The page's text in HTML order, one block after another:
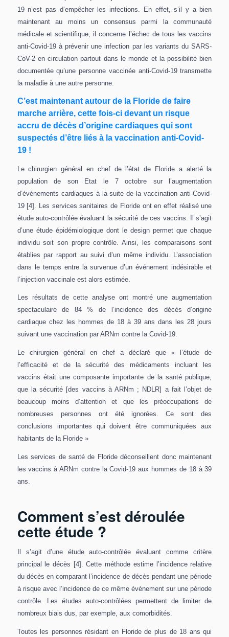
19 n’est pas d’empêcher les infections. En effet, s’il y a bien
maintenant au moins un consensus parmi la communauté
médicale et scientifique, il concerne l’échec de tous les vaccins
anti-Covid-19 à prévenir une infection par les variants du SARS-
CoV-2 en circulation partout dans le monde et la possibilité bien
documentée qu’une personne vaccinée anti-Covid-19 transmette
la maladie à une autre personne.
C’est maintenant autour de la Floride de faire
marche arrière, cette fois-ci devant un risque
accru de décès d’origine cardiaques qui sont
suspectés d’être liés à la vaccination anti-Covid-
19 !
Le chirurgien général en chef de l’état de Floride a alerté la
population de son Etat le 7 octobre sur l’augmentation
d’évènements cardiaques à la suite de la vaccination anti-Covid-
19 [4]. Les services sanitaires de Floride ont en effet réalisé une
étude auto-contrôlée évaluant la sécurité de ces vaccins. Il s’agit
d’une étude épidémiologique dont le design permet que chaque
individu soit son propre contrôle. Ainsi, les comparaisons sont
établies par rapport au suivi d’un même individu. L’association
dans le temps entre la survenue d’un événement indésirable et
l‘injection vaccinale est alors estimée.
Les résultats de cette analyse ont montré une augmentation
spectaculaire de 84 % de l’incidence des décès d’origine
cardiaque chez les hommes de 18 à 39 ans dans les 28 jours
suivant une vaccination par ARNm contre la Covid-19.
Le chirurgien général en chef a déclaré que « l’étude de
l’efficacité et de la sécurité des médicaments incluant les
vaccins était une composante importante de la santé publique,
que la sécurité [des vaccins à ARNm ; NDLR] a fait l’objet de
beaucoup moins d’attention et que les préoccupations de
nombreuses personnes ont été ignorées. Ce sont des
conclusions importantes qui doivent être communiquées aux
habitants de la Floride »
Les services de santé de Floride déconseillent donc maintenant
les vaccins à ARNm contre la Covid-19 aux hommes de 18 à 39
ans.
Comment s’est déroulée
cette étude ?
Il s’agit d’une étude auto-contrôlée évaluant comme critère
principal le décès [4]. Cette méthode estime l’incidence relative
du décès en comparant l’incidence de décès pendant une période
à risque avec l’incidence de ce même évènement sur une période
contrôle. Les études auto-contrôlées permettent de limiter de
nombreux biais dus, par exemple, aux comorbidités.
Toutes les personnes résidant en Floride de plus de 18 ans qui